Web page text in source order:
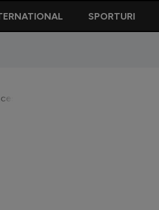
SPORTURI
sezon: ”Mă surprinde că nu